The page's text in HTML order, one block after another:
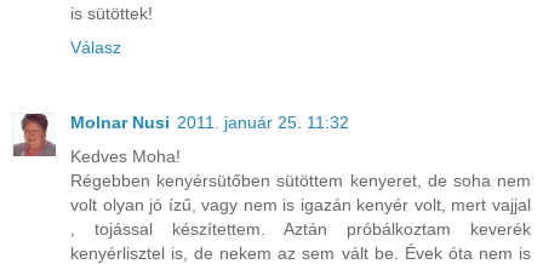
is sütöttek!
Válasz
Molnar Nusi 2011. január 25. 11:32
Kedves Moha!
Régebben kenyérsütőben sütöttem kenyeret, de soha nem
volt olyan jó ízű, vagy nem is igazán kenyér volt, mert vajjal
, tojással készítettem. Aztán próbálkoztam keverék
kenyérlisztel is, de nekem az sem vált be. Évek óta nem is